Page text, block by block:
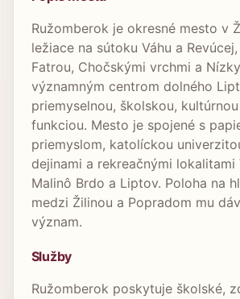
Ružomberok je okresné mesto v
ležiace na sútoku Váhu a
Fatrou, Chočskými vrchmi a
významným centrom dolného
priemyselnou, školskou,
funkciou. Mesto je spojené s
priemyslom, katolíckou
dejinami a rekreačnými lokalitami
Malinô Brdo a Liptov. Poloha na
medzi Žilinou a Popradom mu
význam.
Služby
Ružomberok poskytuje školské,